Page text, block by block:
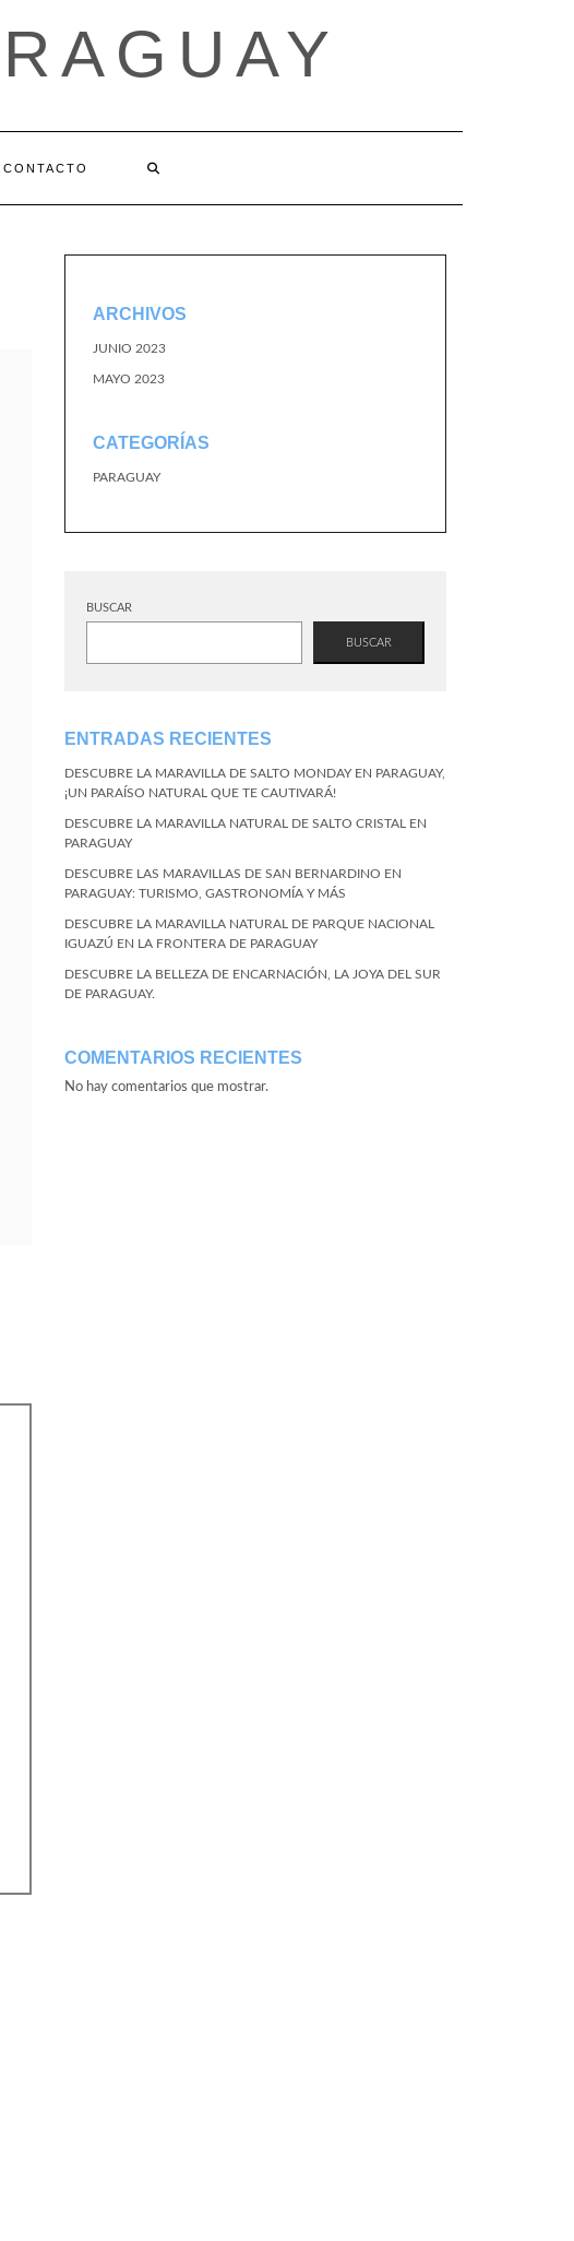
CONTACTO
ARCHIVOS
JUNIO 2023
MAYO 2023
CATEGORÍAS
PARAGUAY
BUSCAR
BUSCAR
ENTRADAS RECIENTES
DESCUBRE LA MARAVILLA DE SALTO MONDAY EN PARAGUAY,
¡UN PARAÍSO NATURAL QUE TE CAUTIVARÁ!
DESCUBRE LA MARAVILLA NATURAL DE SALTO CRISTAL EN
PARAGUAY
DESCUBRE LAS MARAVILLAS DE SAN BERNARDINO EN
PARAGUAY: TURISMO, GASTRONOMÍA Y MÁS
DESCUBRE LA MARAVILLA NATURAL DE PARQUE NACIONAL
IGUAZÚ EN LA FRONTERA DE PARAGUAY
DESCUBRE LA BELLEZA DE ENCARNACIÓN, LA JOYA DEL SUR
DE PARAGUAY.
COMENTARIOS RECIENTES
No hay comentarios que mostrar.